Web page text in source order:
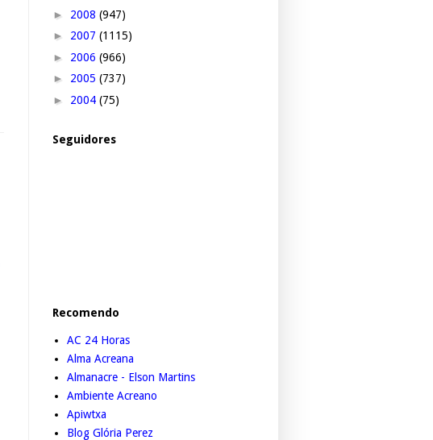
► 2008 (947)
► 2007 (1115)
► 2006 (966)
► 2005 (737)
► 2004 (75)
Seguidores
Recomendo
AC 24 Horas
Alma Acreana
Almanacre - Elson Martins
Ambiente Acreano
Apiwtxa
Blog Glória Perez